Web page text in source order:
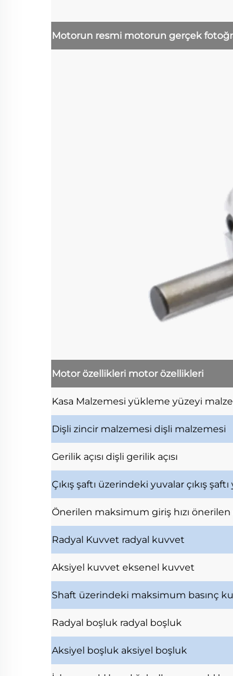
Motorun resmi motorun gerçek
Motor özellikleri motor özellikleri
Kasa Malzemesi yükleme yüzeyi
Dişli zincir malzemesi dişli malzemesi
Gerilik açısı dişli gerilik açısı
Çıkış şaftı üzerindeki yuvalar çıkış şaftı
Önerilen maksimum giriş hızı önerilen
Radyal Kuvvet radyal kuvvet
Aksiyel kuvvet eksenel kuvvet
Shaft üzerindeki maksimum basınç
Radyal boşluk radyal boşluk
Aksiyel boşluk aksiyel boşluk